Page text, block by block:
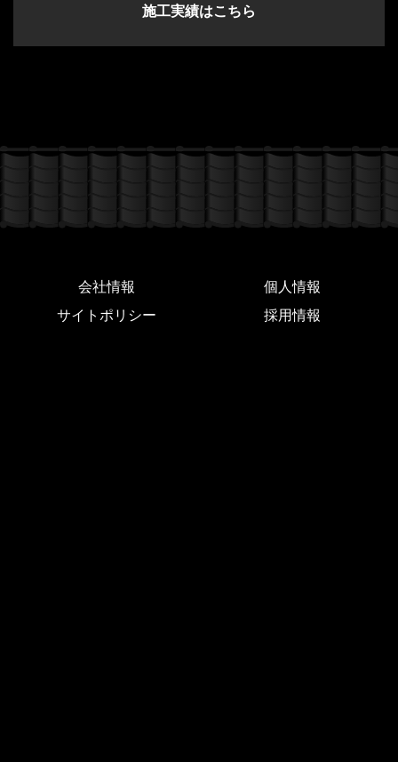
施工実績はこちら
会社情報
個人情報
サイトポリシー
採用情報